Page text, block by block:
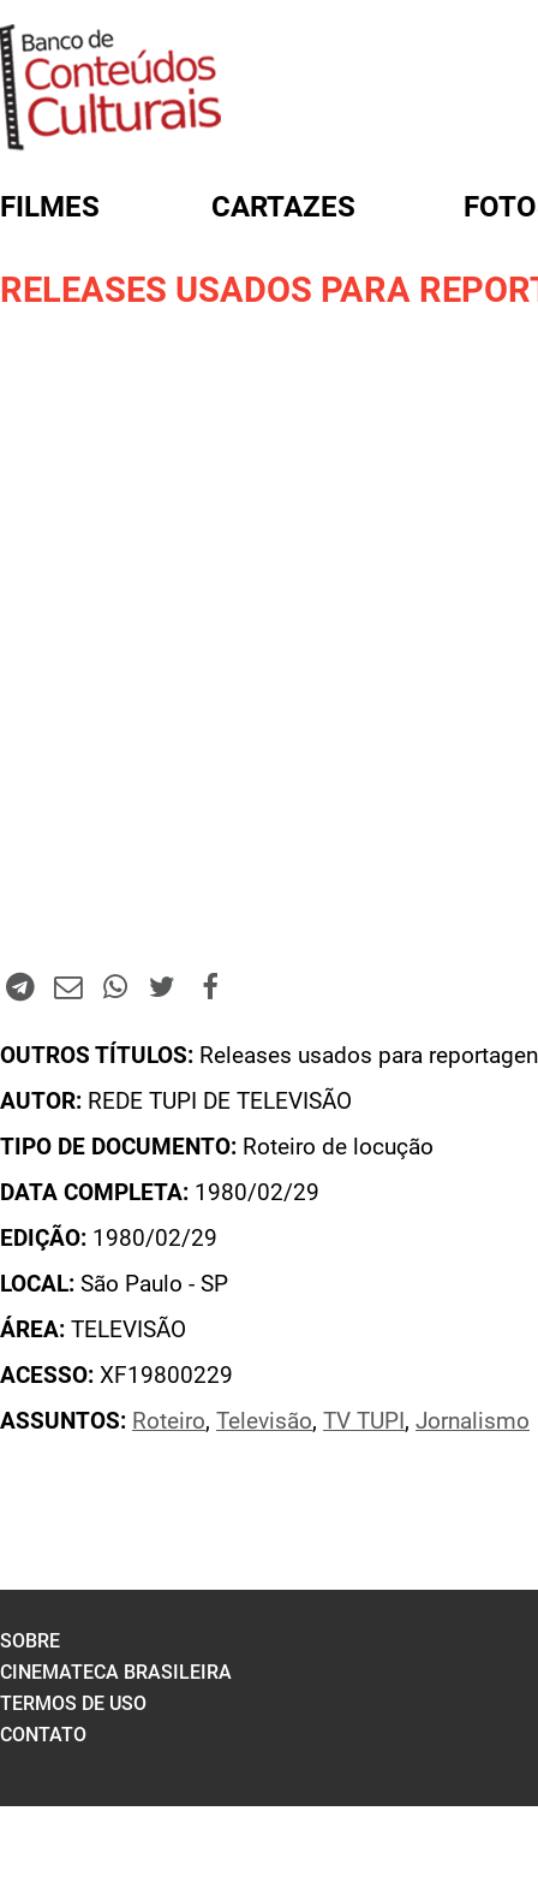
FILMES CARTAZES
RELEASES USADOS PARA
OUTROS TÍTULOS: Releases usados para
AUTOR: REDE TUPI DE TELEVISÃO
TIPO DE DOCUMENTO: Roteiro de locução
DATA COMPLETA: 1980/02/29
EDIÇÃO: 1980/02/29
LOCAL: São Paulo - SP
ÁREA: TELEVISÃO
ACESSO: XF19800229
ASSUNTOS: Roteiro, Televisão, TV TUPI , Jornalismo
FORMULÁRIO DE BUSCA
SOBRE
CINEMATECA BRASILEIRA
TERMOS DE USO
CONTATO